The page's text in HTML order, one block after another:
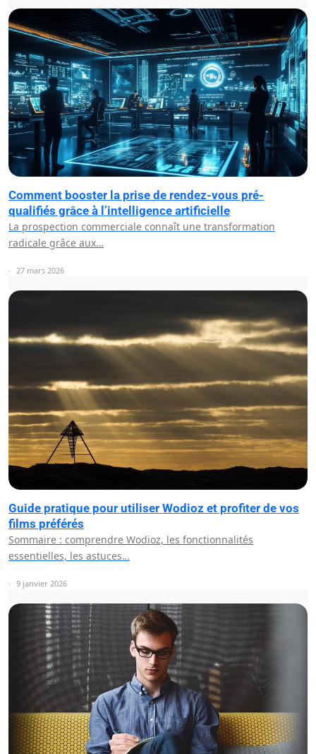
Comment booster la prise de rendez-vous pré-
qualifiés grâce à l’intelligence artificielle
La prospection commerciale connaît une transformation
radicale grâce aux…
27 mars 2026
Guide pratique pour utiliser Wodioz et profiter de vos
films préférés
Sommaire : comprendre Wodioz, les fonctionnalités
essentielles, les astuces…
9 janvier 2026